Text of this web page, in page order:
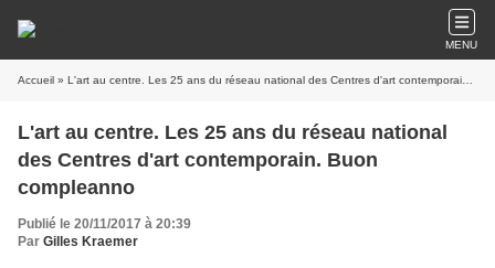
MENU
Accueil » L'art au centre. Les 25 ans du réseau national des Centres d'art contemporain. Buon compleanno
L'art au centre. Les 25 ans du réseau national
des Centres d'art contemporain. Buon
compleanno
Publié le 20/11/2017 à 20:39
Par Gilles Kraemer